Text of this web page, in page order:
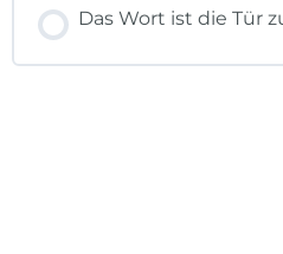
Das Wort ist die Tür